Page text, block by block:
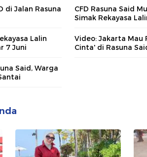
di Jalan Rasuna
CFD Rasuna Said
Simak Rekayasa
Lalin
7 Juni
Video: Jakarta Mau
Cinta' di Rasuna
Said, Warga